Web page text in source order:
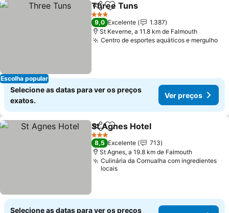
Escolha popular
PartilharAdicionar aos favoritos
Three Tuns
3 Estrelas
9,0 Excelente
1.387
St Keverne, a 11.8 km de Falmouth
Centro de esportes aquáticos e mergulho
Selecione as datas para ver os preços
exatos.
Ver preços
PartilharAdicionar aos favoritos
St Agnes Hotel
3 Estrelas
8,5 Excelente
713
St Agnes, a 19.8 km de Falmouth
Culinária da Cornualha com ingredientes
locais
Selecione as datas para ver os preços